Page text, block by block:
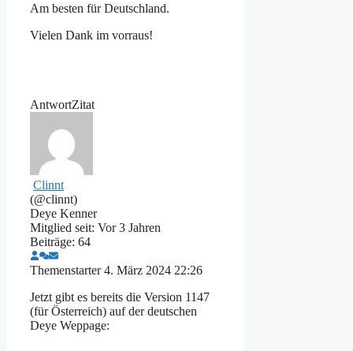
Am besten für Deutschland.
Vielen Dank im vorraus!
AntwortZitat
Clinnt
(@clinnt)
Deye Kenner
Mitglied seit: Vor 3 Jahren
Beiträge: 64
Themenstarter 4. März 2024 22:26
Jetzt gibt es bereits die Version 1147
(für Österreich) auf der deutschen
Deye Weppage: